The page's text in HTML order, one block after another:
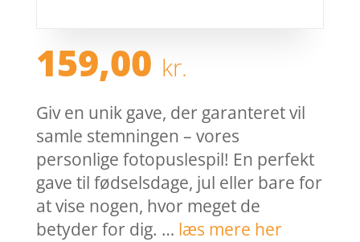
159,00 kr.
Giv en unik gave, der garanteret vil
samle stemningen – vores
personlige fotopuslespil! En perfekt
gave til fødselsdage, jul eller bare for
at vise nogen, hvor meget de
betyder for dig. … læs mere her